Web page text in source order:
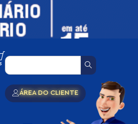
ÁREA DO CLIENTE